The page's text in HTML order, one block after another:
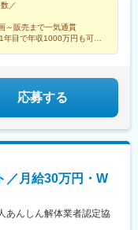
／
～販売まで一気通貫
目で年収1000万円も可能
応募する
／月給30万円・W
あんしん解体業者認定協